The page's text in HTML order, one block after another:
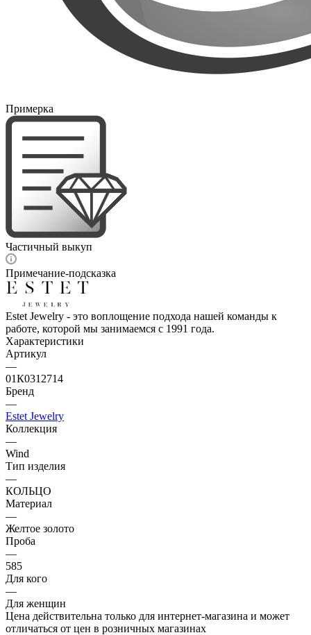
Примерка
Частичный выкуп
Примечание-подсказка
Estet Jewelry - это воплощение подхода нашей команды к
работе, которой мы занимаемся с 1991 года.
Характеристики
Артикул
—
01К0312714
Бренд
—
Estet Jewelry
Коллекция
—
Wind
Тип изделия
—
КОЛЬЦО
Материал
—
Желтое золото
Проба
—
585
Для кого
—
Для женщин
Цена действительна только для интернет-магазина и может
отличаться от цен в розничных магазинах